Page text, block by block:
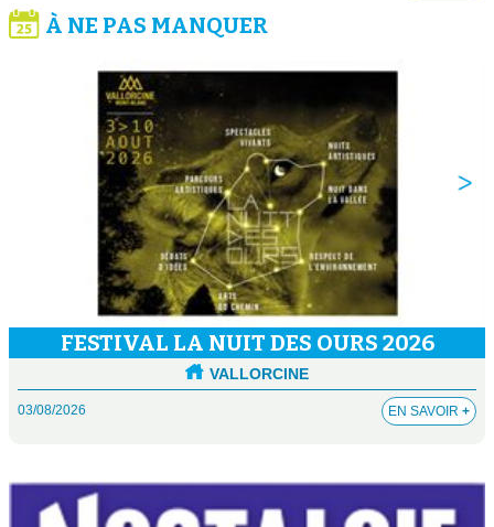
À NE PAS MANQUER
FESTIVAL LA NUIT DES OURS 2026
VALLORCINE
03/08/2026 EN SAVOIR +